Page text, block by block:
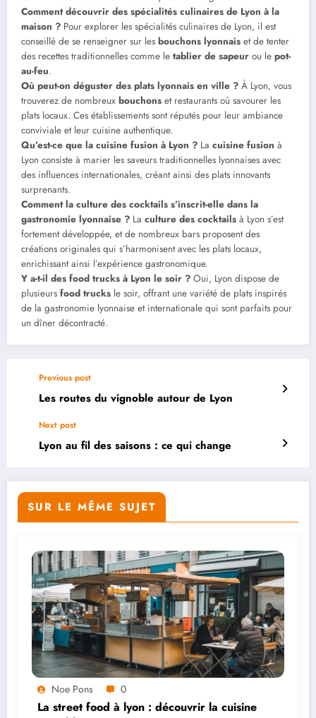
Comment découvrir des spécialités culinaires de Lyon à la
maison ? Pour explorer les spécialités culinaires de Lyon, il est
conseillé de se renseigner sur les bouchons lyonnais et de tenter
des recettes traditionnelles comme le tablier de sapeur ou le pot-
au-feu.
Où peut-on déguster des plats lyonnais en ville ? À Lyon, vous
trouverez de nombreux bouchons et restaurants où savourer les
plats locaux. Ces établissements sont réputés pour leur ambiance
conviviale et leur cuisine authentique.
Qu’est-ce que la cuisine fusion à Lyon ? La cuisine fusion à
Lyon consiste à marier les saveurs traditionnelles lyonnaises avec
des influences internationales, créant ainsi des plats innovants
surprenants.
Comment la culture des cocktails s’inscrit-elle dans la
gastronomie lyonnaise ? La culture des cocktails à Lyon s’est
fortement développée, et de nombreux bars proposent des
créations originales qui s’harmonisent avec les plats locaux,
enrichissant ainsi l’expérience gastronomique.
Y a-t-il des food trucks à Lyon le soir ? Oui, Lyon dispose de
plusieurs food trucks le soir, offrant une variété de plats inspirés
de la gastronomie lyonnaise et internationale qui sont parfaits pour
un dîner décontracté.
Previous post
Les routes du vignoble autour de Lyon
Next post
Lyon au fil des saisons : ce qui change
SUR LE MÊME SUJET
Noe Pons 0
La street food à lyon : découvrir la cuisine